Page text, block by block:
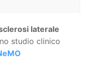
laterale
studio clinico